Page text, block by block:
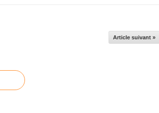
Article suivant »